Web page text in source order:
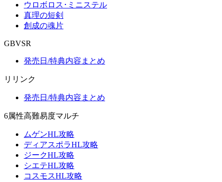
ウロボロス･ミニステル
真理の短剣
創成の魂片
GBVSR
発売日/特典内容まとめ
リリンク
発売日/特典内容まとめ
6属性高難易度マルチ
ムゲンHL攻略
ディアスポラHL攻略
ジークHL攻略
シエテHL攻略
コスモスHL攻略